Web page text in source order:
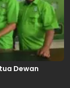
Dewan